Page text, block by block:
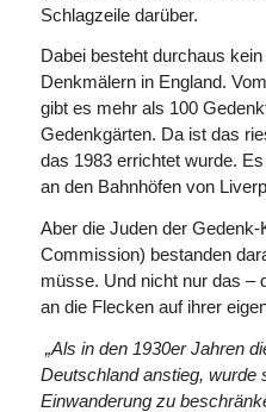
Schlagzeile darüber.
Dabei besteht durchaus
Denkmälern in England.
gibt es mehr als 100
Gedenkgärten. Da ist das
das 1983 errichtet wurde.
an den Bahnhöfen von
Aber die Juden der
Commission) bestanden
müsse. Und nicht nur das –
an die Flecken auf ihrer
„Als in den 1930er Jahren
Deutschland anstieg, wurde
Einwanderung zu